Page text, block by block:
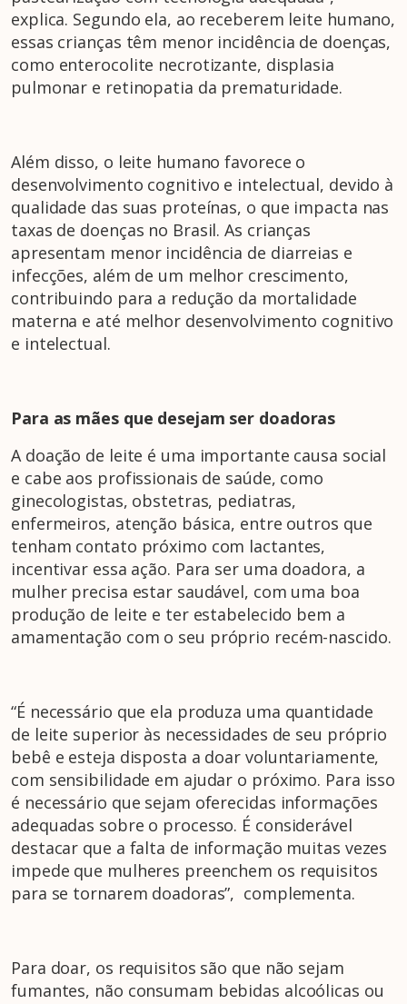
explica. Segundo ela, ao receberem leite humano,
essas crianças têm menor incidência de doenças,
como enterocolite necrotizante, displasia
pulmonar e retinopatia da prematuridade.
Além disso, o leite humano favorece o
desenvolvimento cognitivo e intelectual, devido à
qualidade das suas proteínas, o que impacta nas
taxas de doenças no Brasil. As crianças
apresentam menor incidência de diarreias e
infecções, além de um melhor crescimento,
contribuindo para a redução da mortalidade
materna e até melhor desenvolvimento cognitivo
e intelectual.
Para as mães que desejam ser doadoras
A doação de leite é uma importante causa social
e cabe aos profissionais de saúde, como
ginecologistas, obstetras, pediatras,
enfermeiros, atenção básica, entre outros que
tenham contato próximo com lactantes,
incentivar essa ação. Para ser uma doadora, a
mulher precisa estar saudável, com uma boa
produção de leite e ter estabelecido bem a
amamentação com o seu próprio recém-nascido.
“É necessário que ela produza uma quantidade
de leite superior às necessidades de seu próprio
bebê e esteja disposta a doar voluntariamente,
com sensibilidade em ajudar o próximo. Para isso
é necessário que sejam oferecidas informações
adequadas sobre o processo. É considerável
destacar que a falta de informação muitas vezes
impede que mulheres preenchem os requisitos
para se tornarem doadoras”, complementa.
Para doar, os requisitos são que não sejam
fumantes, não consumam bebidas alcoólicas ou